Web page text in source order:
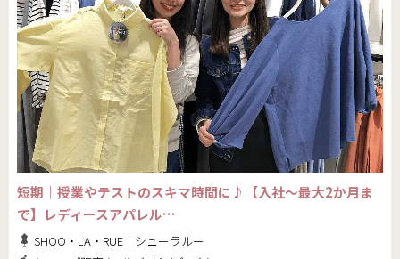
短期｜授業やテストのスキマ時間に♪【入社～最大2か月ま
で】レディースアパレル…
SHOO・LA・RUE｜シューラルー